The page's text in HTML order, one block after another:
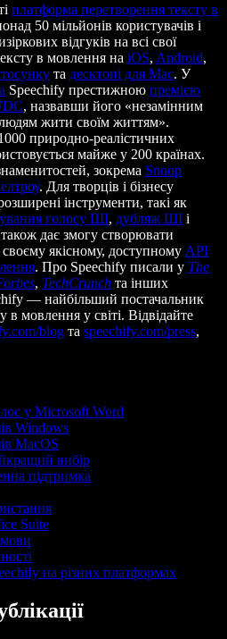
платформа перетворення тексту в
50 мільйонів користувачів і
відгуків на всі свої
в мовлення на iOS, Android,
та десктопі для Mac. У
Speechify престижною премією
, назвавши його «незамінним
жити своїм життям».
природно-реалістичних
майже у 200 країнах.
зокрема Snoop
. Для творців і бізнесу
інструменти, такі як
голосу ШІ, дубляж ШІ і
дає змогу створювати
якісному, доступному API
. Про Speechify писали у The
, TechCrunch та інших
— найбільший постачальник
в мовлення у світі. Відвідайте
blog та speechify.com/press,
у Microsoft Word
Windows
MacOS
вибір
підтримка
Suite
мови
на різних платформах